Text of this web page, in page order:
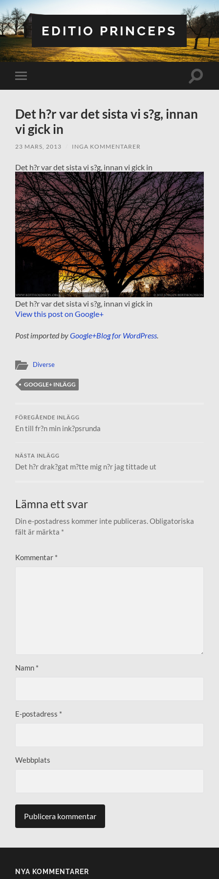
EDITIO PRINCEPS
Slå
på/av
Slå
Det h?r var det sista vi s?g, innan
vi gick in
23 MARS, 2013 INGA KOMMENTARER
Det h?r var det sista vi s?g, innan vi gick in
Det h?r var det sista vi s?g, innan vi gick in
View this post on Google+
Post imported byGoogle+Blog for WordPress.
Diverse
GOOGLE+ INLÄGG
FÖREGÅENDE INLÄGG
En till fr?n min ink?psrunda
NÄSTA INLÄGG
Det h?r drak?gat m?tte mig n?r jag tittade ut
Lämna ett svar
Din e-postadress kommer inte publiceras.Obligatoriska
fält är märkta *
Kommentar *
Namn *
E-postadress *
Webbplats
NYA KOMMENTARER